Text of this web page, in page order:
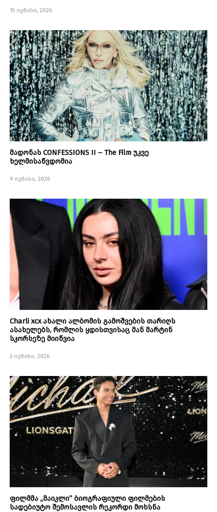
15 ივნისი, 2026
მადონას CONFESSIONS II – The Film უკვე
ხელმისაწვდომია
9 ივნისი, 2026
Charli xcx ახალი ალბომის გამოშვების თარიღს
ასახელებს, რომლის ყდისთვისაც მან მარტინ
სკორსეზე მიიწვია
2 ივნისი, 2026
ფილმმა „მაიკლი” ბიოგრაფიული ფილმების
სადებიუტო შემოსავლის რეკორდი მოხსნა